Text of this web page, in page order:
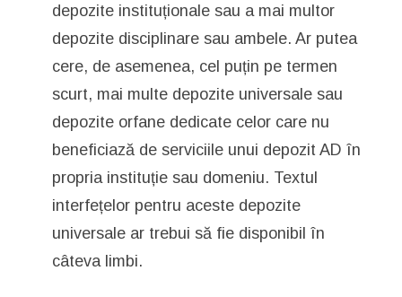
depozite instituționale sau a mai multor
depozite disciplinare sau ambele. Ar putea
cere, de asemenea, cel puțin pe termen
scurt, mai multe depozite universale sau
depozite orfane dedicate celor care nu
beneficiază de serviciile unui depozit AD în
propria instituție sau domeniu. Textul
interfețelor pentru aceste depozite
universale ar trebui să fie disponibil în
câteva limbi.